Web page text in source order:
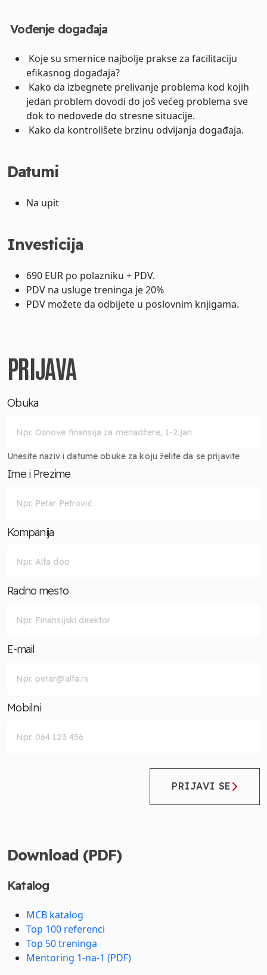
Vođenje događaja
Koje su smernice najbolje prakse za facilitaciju
efikasnog događaja?
Kako da izbegnete prelivanje problema kod kojih
jedan problem dovodi do još većeg problema sve
dok to nedovede do stresne situacije.
Kako da kontrolišete brzinu odvijanja događaja.
Datumi
Na upit
Investicija
690 EUR po polazniku + PDV.
PDV na usluge treninga je 20%
PDV možete da odbijete u poslovnim knjigama.
PRIJAVA
Obuka
Unesite naziv i datume obuke za koju želite da se prijavite
Ime i Prezime
Kompanija
Radno mesto
E-mail
Mobilni
PRIJAVI SE
Download (PDF)
Katalog
MCB katalog
Top 100 referenci
Top 50 treninga
Mentoring 1-na-1 (PDF)